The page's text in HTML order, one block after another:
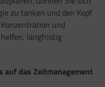
zu tanken und den Kopf
und
langfristig
das Zeitmanagement